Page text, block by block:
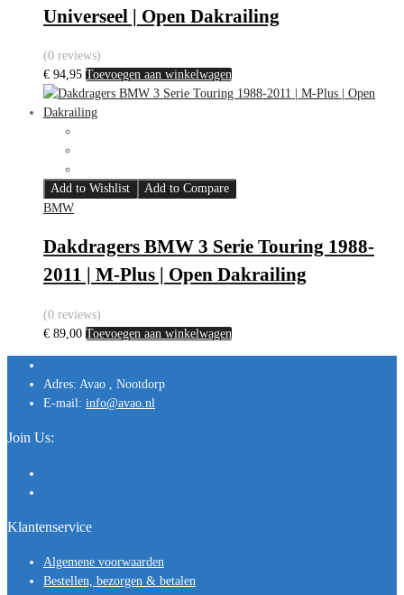
Universeel | Open Dakrailing
(0 reviews)
€ 94,95 Toevoegen aan winkelwagen
Add to Wishlist
Add to Compare
BMW
Dakdragers BMW 3 Serie Touring 1988-
2011 | M-Plus | Open Dakrailing
(0 reviews)
€ 89,00 Toevoegen aan winkelwagen
Adres: Avao , Nootdorp
E-mail: info@avao.nl
Join Us:
Klantenservice
Algemene voorwaarden
Bestellen, bezorgen & betalen